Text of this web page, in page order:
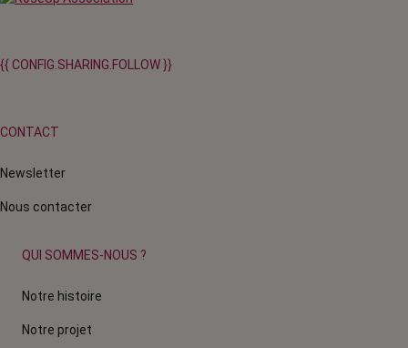
{{ CONFIG.SHARING.FOLLOW }}
CONTACT
Newsletter
Nous contacter
QUI SOMMES-NOUS ?
Notre histoire
Notre projet